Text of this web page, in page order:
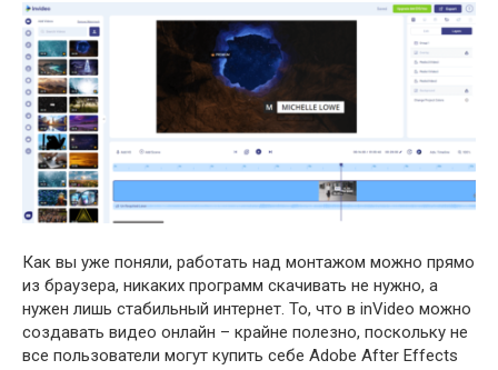
Как вы уже поняли, работать над монтажом можно прямо
из браузера, никаких программ скачивать не нужно, а
нужен лишь стабильный интернет. То, что в inVideo можно
создавать видео онлайн – крайне полезно, поскольку не
все пользователи могут купить себе Adobe After Effects